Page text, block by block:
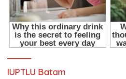
IUPTLU Batam